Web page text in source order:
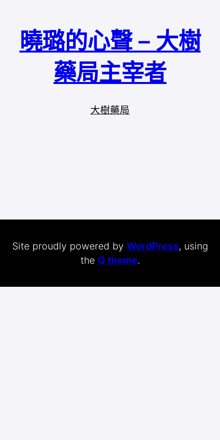
曉璐的心聲 – 大樹
藥局主宰者
大樹藥局
Site proudly powered by WordPress, using
the Q theme.